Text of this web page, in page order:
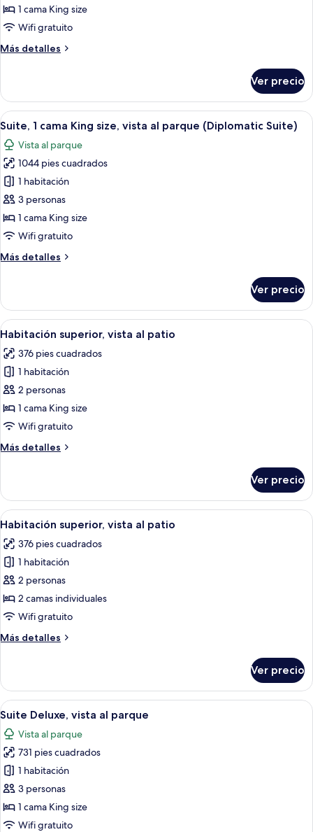
Suite
junior,
al
1 cama King size
Wifi gratuito
Más detalles
Más
junior,
vista
al
Ver precio
Abrir
todas
las
fotos
de
Suite,
1
cama
size,
parque
(Diplomatic
Suite)
Un cuarto de hotel con una cama
7
Suite, 1 cama King size, vista al parque (Diplomatic Suite)
Vista al parque
1044 pies cuadrados
1 habitación
3 personas
1 cama King size
Wifi gratuito
Más detalles
Más
1
cama
King
vista
al
(Diplomatic
Suite)
Ver precio
Abrir
todas
las
fotos
de
Habitación
superior,
al
Una habitación de hotel con una
4
Habitación superior, vista al patio
376 pies cuadrados
1 habitación
2 personas
1 cama King size
Wifi gratuito
Más detalles
Más
superior,
vista
al
Ver precio
Abrir
todas
las
fotos
de
Habitación
superior,
al
Habitación de hotel con dos camas,
9
Habitación superior, vista al patio
376 pies cuadrados
1 habitación
2 personas
2 camas individuales
Wifi gratuito
Más detalles
Más
superior,
vista
al
Ver precio
Abrir
todas
las
fotos
de
Suite
Deluxe,
vista
Habitación de hotel con escritorio,
10
Suite Deluxe, vista al parque
Vista al parque
731 pies cuadrados
1 habitación
3 personas
1 cama King size
Wifi gratuito